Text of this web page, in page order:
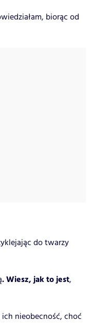
biorąc od
do twarzy
. Wiesz, jak to jest,
ich nieobecność, choć